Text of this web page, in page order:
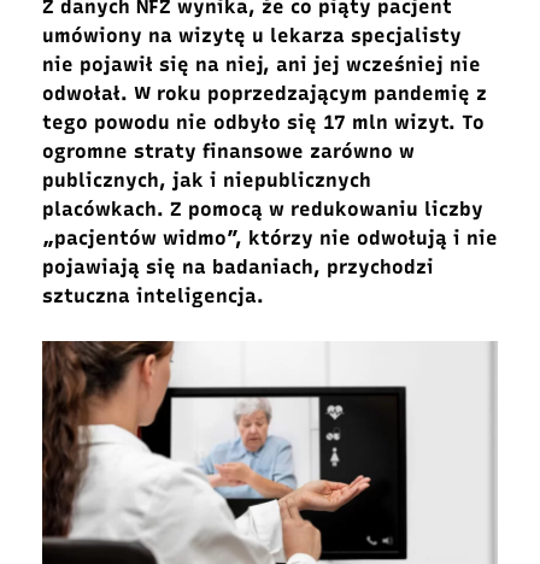
Z danych NFZ wynika, że co piąty pacjent
umówiony na wizytę u lekarza specjalisty
nie pojawił się na niej, ani jej wcześniej nie
odwołał. W roku poprzedzającym pandemię z
tego powodu nie odbyło się 17 mln wizyt. To
ogromne straty finansowe zarówno w
publicznych, jak i niepublicznych
placówkach. Z pomocą w redukowaniu liczby
„pacjentów widmo”, którzy nie odwołują i nie
pojawiają się na badaniach, przychodzi
sztuczna inteligencja.